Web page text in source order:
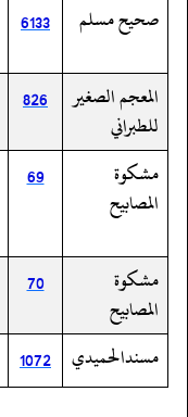
صحيح مسلم
6133
المعجم الصغير
للطبراني
826
مشكوة
المصابيح
69
مشكوة
المصابيح
70
مسندالحميدي 1072